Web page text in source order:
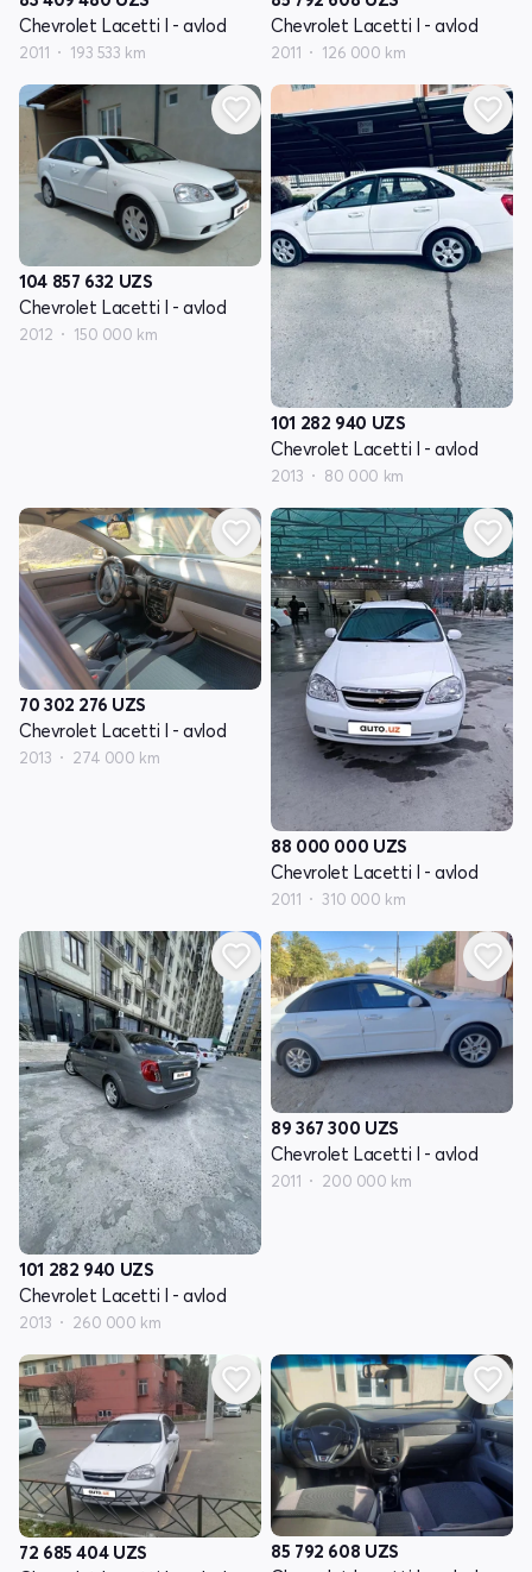
Chevrolet Lacetti I - avlod
2011 193 533 km
Chevrolet Lacetti I - avlod
2011 126 000 km
104 857 632 UZS
Chevrolet Lacetti I - avlod
2012 150 000 km
101 282 940 UZS
Chevrolet Lacetti I - avlod
2013 80 000 km
70 302 276 UZS
Chevrolet Lacetti I - avlod
2013 274 000 km
88 000 000 UZS
Chevrolet Lacetti I - avlod
2011 310 000 km
101 282 940 UZS
Chevrolet Lacetti I - avlod
2013 260 000 km
89 367 300 UZS
Chevrolet Lacetti I - avlod
2011 200 000 km
72 685 404 UZS
85 792 608 UZS